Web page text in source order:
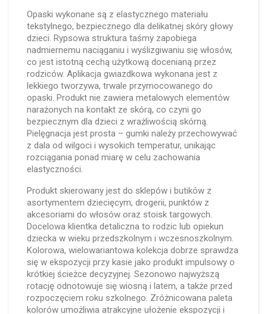
Opaski wykonane są z elastycznego materiału
tekstylnego, bezpiecznego dla delikatnej skóry głowy
dzieci. Rypsowa struktura taśmy zapobiega
nadmiernemu naciąganiu i wyślizgiwaniu się włosów,
co jest istotną cechą użytkową docenianą przez
rodziców. Aplikacja gwiazdkowa wykonana jest z
lekkiego tworzywa, trwale przymocowanego do
opaski. Produkt nie zawiera metalowych elementów
narażonych na kontakt ze skórą, co czyni go
bezpiecznym dla dzieci z wrażliwością skórną.
Pielęgnacja jest prosta – gumki należy przechowywać
z dala od wilgoci i wysokich temperatur, unikając
rozciągania ponad miarę w celu zachowania
elastyczności.
Produkt skierowany jest do sklepów i butików z
asortymentem dziecięcym, drogerii, punktów z
akcesoriami do włosów oraz stoisk targowych.
Docelowa klientka detaliczna to rodzic lub opiekun
dziecka w wieku przedszkolnym i wczesnoszkolnym.
Kolorowa, wielowariantowa kolekcja dobrze sprawdza
się w ekspozycji przy kasie jako produkt impulsowy o
krótkiej ścieżce decyzyjnej. Sezonowo najwyższą
rotację odnotowuje się wiosną i latem, a także przed
rozpoczęciem roku szkolnego. Zróżnicowana paleta
kolorów umożliwia atrakcyjne ułożenie ekspozycji i